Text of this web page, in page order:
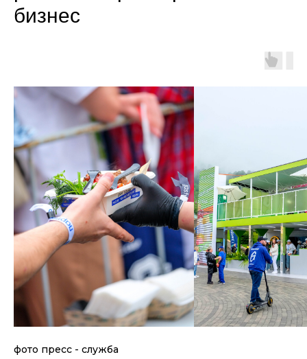
бизнес
фото пресс - служба